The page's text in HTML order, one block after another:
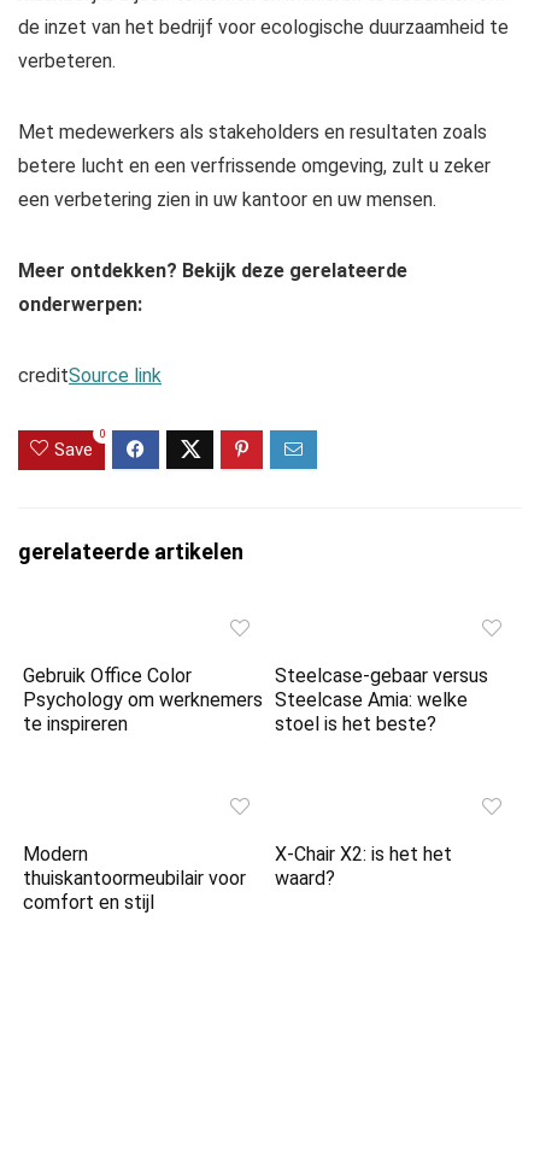
de inzet van het bedrijf voor ecologische duurzaamheid te
verbeteren.
Met medewerkers als stakeholders en resultaten zoals
betere lucht en een verfrissende omgeving, zult u zeker
een verbetering zien in uw kantoor en uw mensen.
Meer ontdekken? Bekijk deze gerelateerde
onderwerpen:
creditSource link
Save
0
gerelateerde artikelen
Gebruik Office Color
Psychology om werknemers
te inspireren
Steelcase-gebaar versus
Steelcase Amia: welke
stoel is het beste?
Modern
thuiskantoormeubilair voor
comfort en stijl
X-Chair X2: is het het
waard?